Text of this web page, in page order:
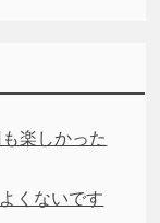
楽しかった
くないです